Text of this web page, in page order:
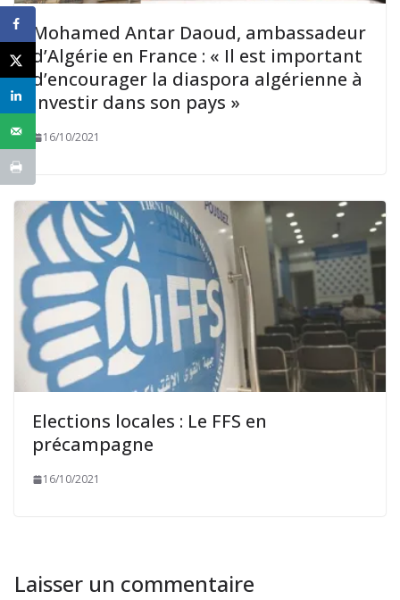
Mohamed Antar Daoud, ambassadeur
d’Algérie en France : « Il est important
d’encourager la diaspora algérienne à
investir dans son pays »
16/10/2021
Elections locales : Le FFS en
précampagne
16/10/2021
Laisser un commentaire